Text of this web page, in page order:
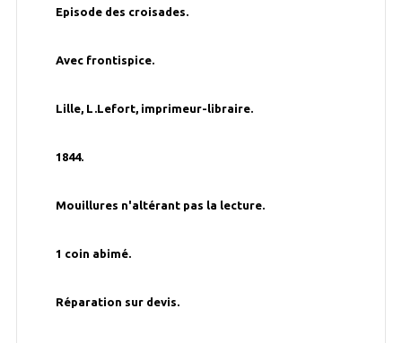
Episode des croisades.
Avec frontispice.
Lille, L.Lefort, imprimeur-libraire.
1844.
Mouillures n'altérant pas la lecture.
1 coin abimé.
Réparation sur devis.